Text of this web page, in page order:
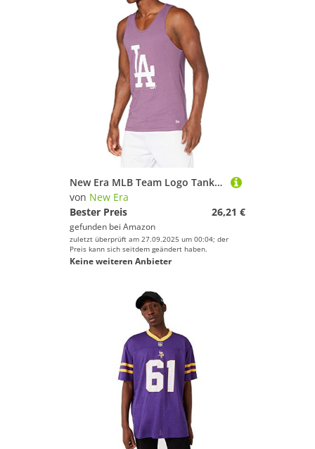
New Era MLB Team Logo Tank Losdod Prd Sweatshirt, Violett, XSS
von New Era
Bester Preis
26,21 €
gefunden bei Amazon
zuletzt überprüft am 27.09.2025 um 00:04; der
Preis kann sich seitdem geändert haben.
Keine weiteren Anbieter